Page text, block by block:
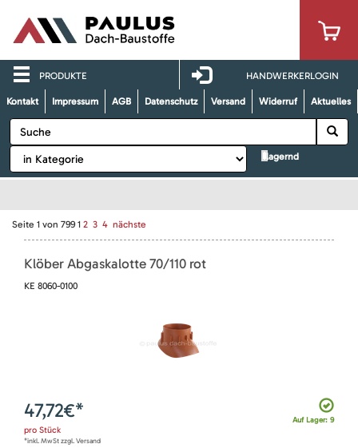
PRODUKTE HANDWERKERLOGIN
Kontakt Impressum AGB Datenschutz Versand Widerruf Aktuelles
lagernd
Seite 1 von 799 1 2 3 4 nächste
Klöber Abgaskalotte 70/110 rot
KE 8060-0100
Auf Lager: 9
47,72€*
pro Stück
*inkl. MwSt zzgl. Versand